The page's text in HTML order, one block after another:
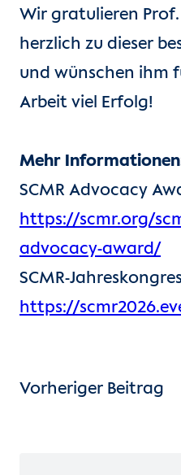
Wir gratulieren Prof.
herzlich zu dieser
und wünschen ihm
Arbeit viel Erfolg!
Mehr
SCMR Advocacy
https://scmr.org/
advocacy-award/
SCMR-
https://
Vorheriger Beitrag